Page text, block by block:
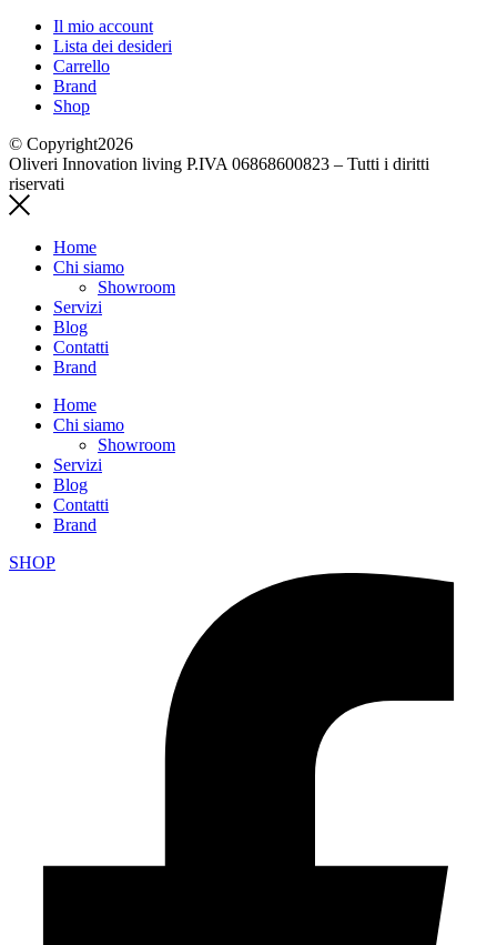
Il mio account
Lista dei desideri
Carrello
Brand
Shop
© Copyright2026
Oliveri Innovation living P.IVA 06868600823 – Tutti i diritti
riservati
Home
Chi siamo
Showroom
Servizi
Blog
Contatti
Brand
Home
Chi siamo
Showroom
Servizi
Blog
Contatti
Brand
SHOP